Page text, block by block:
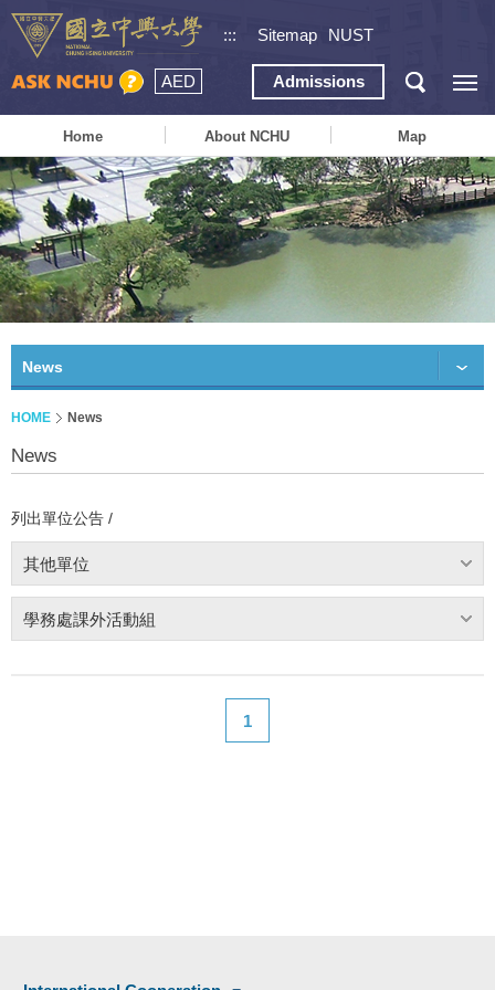
::: Sitemap NUST
AED Admissions
Home About NCHU Map
News
HOME News
News
列出單位公告 /
其他單位
學務處課外活動組
1